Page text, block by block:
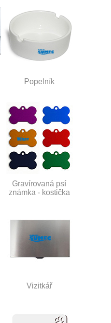
Popelník
Gravírovaná psí
známka - kostička
Vizitkář